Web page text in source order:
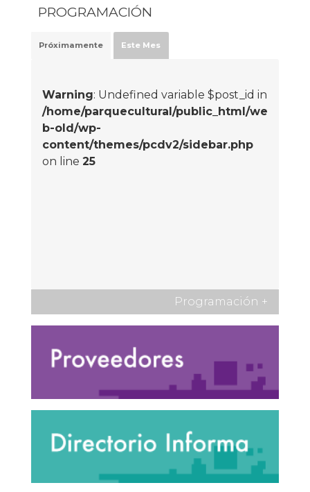
PROGRAMACIÓN
Próximamente Este Mes
Warning: Undefined variable $post_id in
/home/parquecultural/public_html/we
b-old/wp-
content/themes/pcdv2/sidebar.php
on line 25
Programación +